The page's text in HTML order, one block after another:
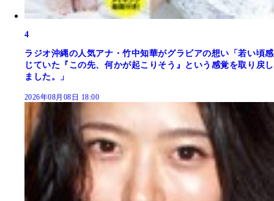
4
ラジオ沖縄の人気アナ・竹中知華がグラビアの想い「若い頃感
じていた『この先、何かが起こりそう』という感覚を取り戻し
ました。」
2026年08月08日 18:00